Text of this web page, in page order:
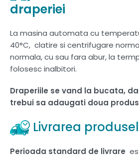
draperiei
La masina automata cu
40°C, clatire si centrifugare
normala, cu sau fara abur, la
folosesc inalbitori.
Draperiile se vand la bucata,
trebui sa adaugati doua
Livrarea
Perioada standard de livrare